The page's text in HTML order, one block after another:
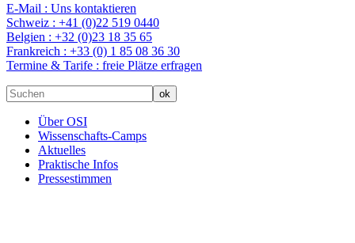
E-Mail : Uns kontaktieren
Schweiz : +41 (0)22 519 0440
Belgien : +32 (0)23 18 35 65
Frankreich : +33 (0) 1 85 08 36 30
Termine & Tarife : freie Plätze erfragen
Über OSI
Wissenschafts-Camps
Aktuelles
Praktische Infos
Pressestimmen